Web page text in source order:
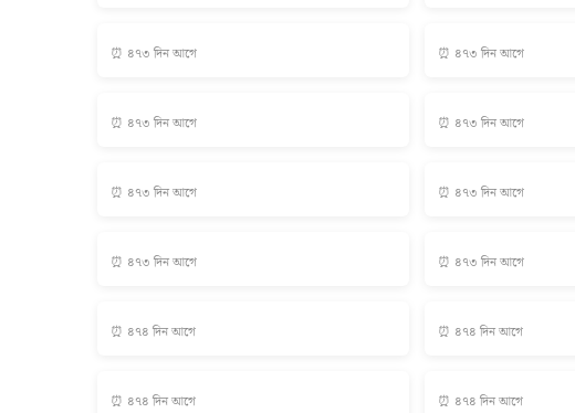
⏰ ৪৭৩ দিন আগে ⏰ ৪৭৩ দিন আগে
⏰ ৪৭৩ দিন আগে ⏰ ৪৭৩ দিন আগে
⏰ ৪৭৩ দিন আগে ⏰ ৪৭৩ দিন আগে
⏰ ৪৭৩ দিন আগে ⏰ ৪৭৩ দিন আগে
⏰ ৪৭৪ দিন আগে ⏰ ৪৭৪ দিন আগে
⏰ ৪৭৪ দিন আগে ⏰ ৪৭৪ দিন আগে